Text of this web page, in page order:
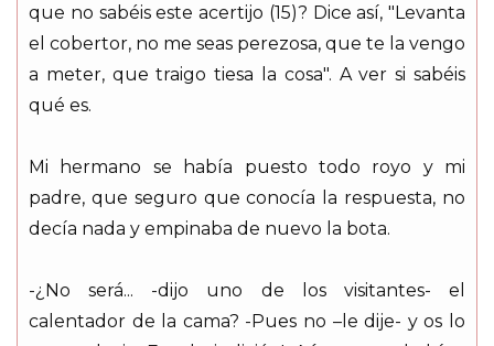
que no sabéis este acertijo (15)? Dice así, "Levanta
el cobertor, no me seas perezosa, que te la vengo
a meter, que traigo tiesa la cosa". A ver si sabéis
qué es.
Mi hermano se había puesto todo royo y mi
padre, que seguro que conocía la respuesta, no
decía nada y empinaba de nuevo la bota.
-¿No será... -dijo uno de los visitantes- el
calentador de la cama? -Pues no –le dije- y os lo